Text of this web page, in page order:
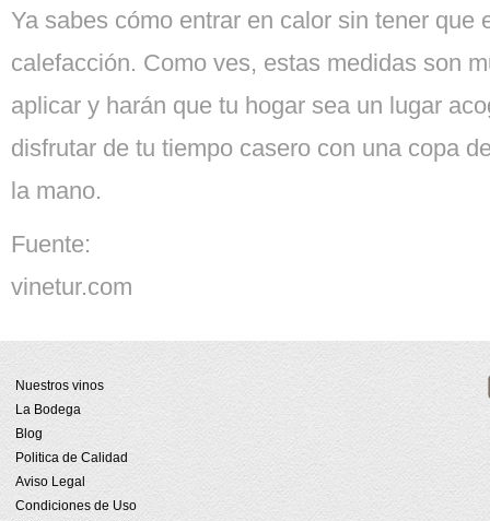
Ya sabes cómo entrar en calor sin tener que
calefacción. Como ves, estas medidas son
aplicar y harán que tu hogar sea un lugar
disfrutar de tu tiempo casero con una copa
la mano.
Fuente:
vinetur.com
Nuestros vinos
La Bodega
Blog
Politica de Calidad
Aviso Legal
Condiciones de Uso